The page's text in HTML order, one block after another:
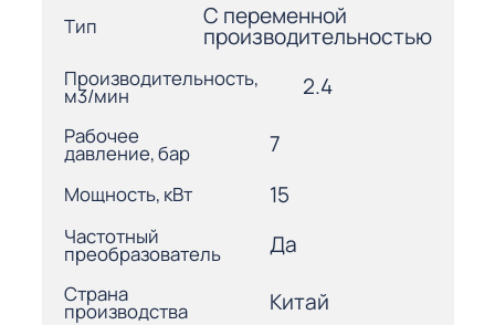
Тип С переменной
производительностью
Производительность,
м3/мин 2.4
Рабочее
давление, бар 7
Мощность, кВт 15
Частотный
преобразователь Да
Страна
производства Китай